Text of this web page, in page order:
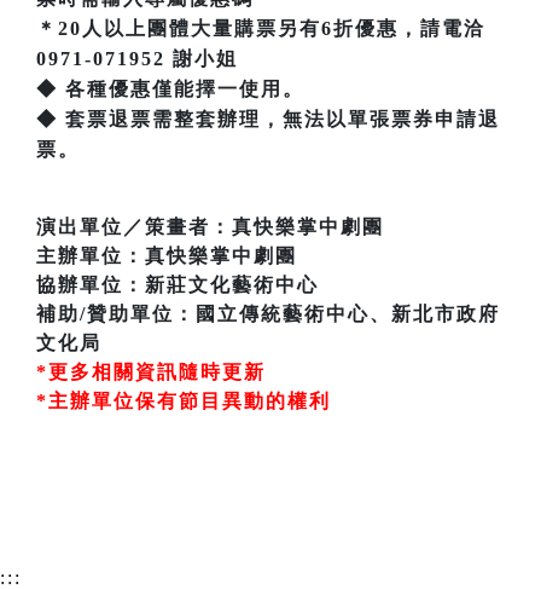
＊20人以上團體大量購票另有6折優惠，請電洽
0971-071952 謝小姐
◆ 各種優惠僅能擇一使用。
◆ 套票退票需整套辦理，無法以單張票券申請退
票。
演出單位／策畫者：真快樂掌中劇團
主辦單位：真快樂掌中劇團
協辦單位：新莊文化藝術中心
補助/贊助單位：國立傳統藝術中心、新北市政府
文化局
*更多相關資訊隨時更新
*主辦單位保有節目異動的權利
:::